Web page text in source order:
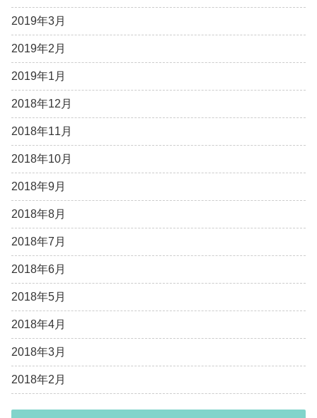
2019年3月
2019年2月
2019年1月
2018年12月
2018年11月
2018年10月
2018年9月
2018年8月
2018年7月
2018年6月
2018年5月
2018年4月
2018年3月
2018年2月